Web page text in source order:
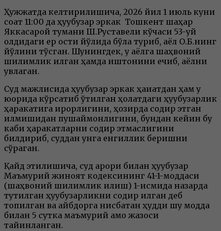
Ҳужжатда келтирилишича, 2026 йил 1 июль куни
соат 11:00 да ҳуқуқбузар эркак Тошкент шаҳар
Яккасарой тумани Ш.Руставели кўчаси 53-уй
олдидаги ер ости йўлида бўла туриб, аёл О.Б.нинг
йўлини тўсган. Шунингдек, у аёлга шаҳвоний
шилқимлик қилган ҳамда иштонини ечиб, аёлни
қувлаган.
Суд мажлисида ҳуқуқбузар эркак ҳақиқатдан ҳам у
юқорида кўрсатиб ўтилган ҳолатдаги ҳуқуқбузарлик
ҳаракатига иқрорлигини, ҳозирда содир этган
қилмишидан пушаймонлигини, бундан кейин бу
каби ҳаракатларни содир этмаслигини
билдириб, суддан унга енгиллик беришни
сўраган.
Қайд этилишича, суд қарори билан ҳуқуқбузар
Маъмурий жиноят кодексининг 41-1-моддаси
(шаҳвоний шилқимлик қилиш) 1-қисмида назарда
тутилган ҳуқуқбузарликни содир қилган деб
топилган ва айбдорга нисбатан ҳудди шу модда
билан 5 сутка маъмурий қамоқ жазоси
тайинланган.